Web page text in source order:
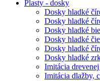
Plasty - dosky
Dosky hladké
Dosky hladké
Dosky hladké
Dosky hladké
Dosky hladké
Dosky hladké
Imitácia
Imitácia dlažby,